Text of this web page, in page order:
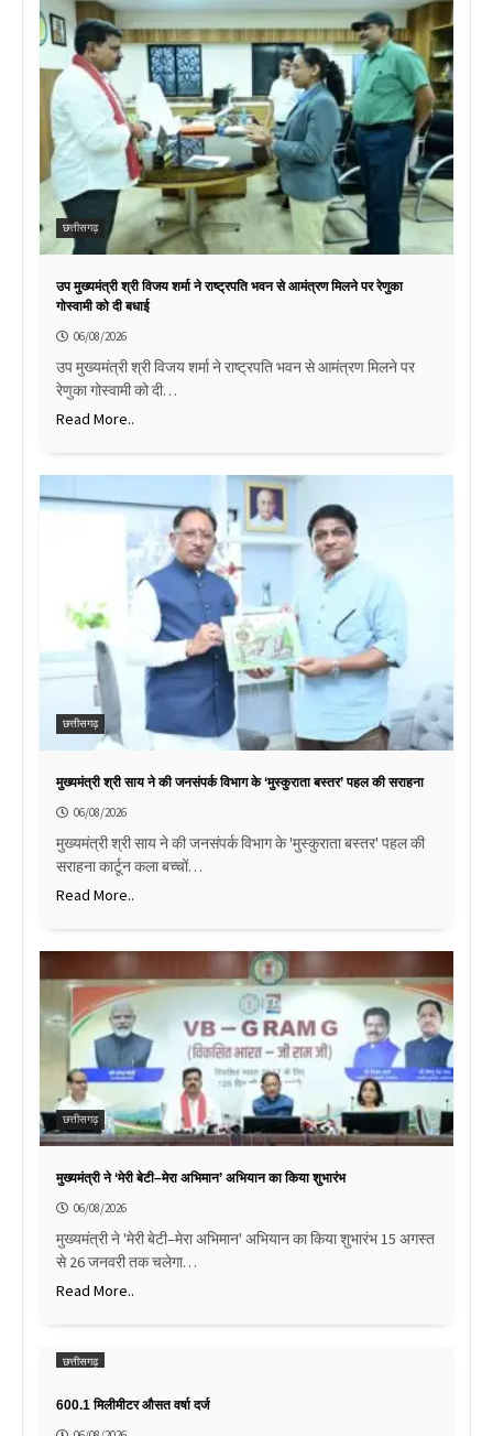
छत्तीसगढ़
उप मुख्यमंत्री श्री विजय शर्मा ने राष्ट्रपति भवन से आमंत्रण मिलने पर रेणुका
गोस्वामी को दी बधाई
06/08/2026
उप मुख्यमंत्री श्री विजय शर्मा ने राष्ट्रपति भवन से आमंत्रण मिलने पर
रेणुका गोस्वामी को दी…
Read More..
छत्तीसगढ़
मुख्यमंत्री श्री साय ने की जनसंपर्क विभाग के ‘मुस्कुराता बस्तर’ पहल की सराहना
06/08/2026
मुख्यमंत्री श्री साय ने की जनसंपर्क विभाग के 'मुस्कुराता बस्तर' पहल की
सराहना कार्टून कला बच्चों…
Read More..
छत्तीसगढ़
मुख्यमंत्री ने ‘मेरी बेटी–मेरा अभिमान’ अभियान का किया शुभारंभ
06/08/2026
मुख्यमंत्री ने 'मेरी बेटी–मेरा अभिमान' अभियान का किया शुभारंभ 15 अगस्त
से 26 जनवरी तक चलेगा…
Read More..
छत्तीसगढ़
600.1 मिलीमीटर औसत वर्षा दर्ज